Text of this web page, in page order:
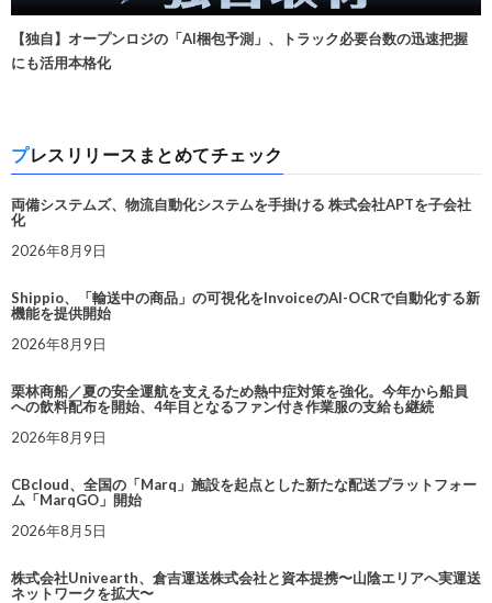
【独自】オープンロジの「AI梱包予測」、トラック必要台数の迅速把握
にも活用本格化
プレスリリースまとめてチェック
両備システムズ、物流自動化システムを手掛ける 株式会社APTを子会社
化
2026年8月9日
Shippio、「輸送中の商品」の可視化をInvoiceのAI-OCRで自動化する新
機能を提供開始
2026年8月9日
栗林商船／夏の安全運航を支えるため熱中症対策を強化。今年から船員
への飲料配布を開始、4年目となるファン付き作業服の支給も継続
2026年8月9日
CBcloud、全国の「Marq」施設を起点とした新たな配送プラットフォー
ム「MarqGO」開始
2026年8月5日
株式会社Univearth、倉吉運送株式会社と資本提携〜山陰エリアへ実運送
ネットワークを拡大〜